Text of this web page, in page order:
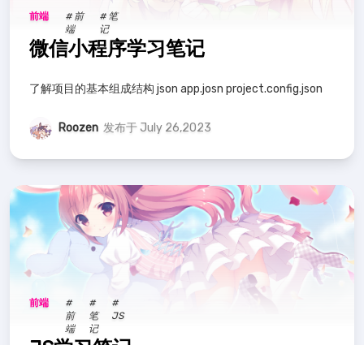
前端
# 前
端
# 笔
记
微信小程序学习笔记
了解项目的基本组成结构 json app.josn project.config.json
Roozen 发布于 July 26,2023
前端
#
前
端
#
笔
记
#
JS